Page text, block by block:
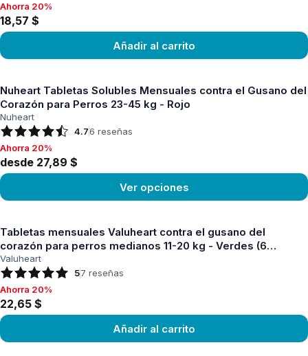
Ahorra 20%, 18,57 $
Ahorra 20%
18,57 $
Añadir al carrito
Nuheart Tabletas Solubles Mensuales contra el Gusano del
Corazón para Perros 23-45 kg - Rojo
Nuheart
4.76 reseñas
Ahorra 20%, desde 27,89 $
Ahorra 20%
desde 27,89 $
Ver opciones
Tabletas mensuales Valuheart contra el gusano del
corazón para perros medianos 11-20 kg - Verdes (6
tabletas)
Valuheart
57 reseñas
Ahorra 20%, 22,65 $
Ahorra 20%
22,65 $
Añadir al carrito